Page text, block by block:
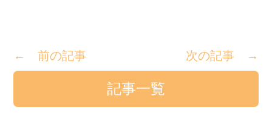
← 前の記事 次の記事 →
記事一覧